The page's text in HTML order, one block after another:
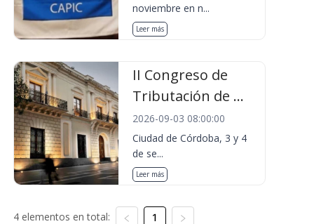
noviembre en n...
Leer más
II Congreso de
Tributación de ...
2026-09-03 08:00:00
Ciudad de Córdoba, 3 y 4
de se...
Leer más
4 elementos en total: 1